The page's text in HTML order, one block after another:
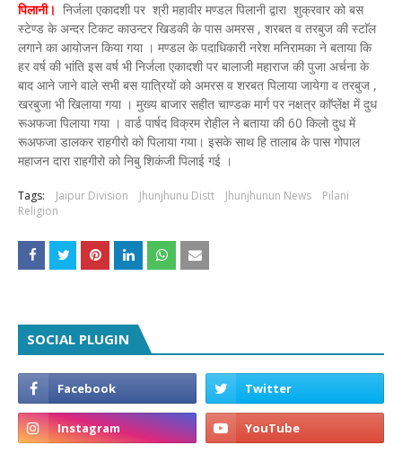
पिलानी। निर्जला एकादशी पर श्री महावीर मण्डल पिलानी द्वारा शुक्रवार को बस
स्टेण्ड के अन्दर टिकट काउन्टर खिडकी के पास अमरस , शरबत व तरबुज की स्टाॅल
लगाने का आयोजन किया गया । मण्डल के पदाधिकारी नरेश मनिरामका ने बताया कि
हर वर्ष की भांति इस वर्ष भी निर्जला एकादशी पर बालाजी महाराज की पुजा अर्चना के
बाद आने जाने वाले सभी बस यात्रियों को अमरस व शरबत पिलाया जायेगा व तरबुज ,
खरबुजा भी खिलाया गया । मुख्य बाजार सहीत चाण्डक मार्ग पर नक्षत्र काॅप्लेंक्ष में दुध
रूअफजा पिलाया गया । वार्ड पार्षद विक्रम रोहील ने बताया की 60 किलो दुध में
रूअफजा डालकर राहगीरो को पिलाया गया। इसके साथ हि तालाब के पास गोपाल
महाजन दारा राहगीरो को निबु शिकंजी पिलाई गई ।
Tags: Jaipur Division Jhunjhunu Distt Jhunjhunun News
Pilani
Religion
SOCIAL PLUGIN